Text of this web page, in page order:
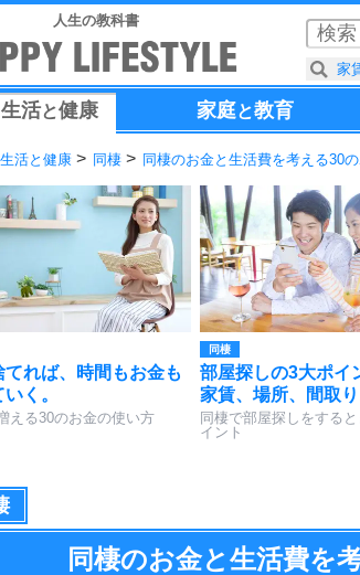
人生の教科書
生活と健康 家庭と教育
生活と健康 同棲 同棲のお金と生活費を考える30
てれば、時間もお金も
く。
える30のお金の使い方
同棲
部屋探しの3大ポイ
家賃、場所、間取り
同棲で部屋探しをする
イント
同棲のお金と生活費を
家